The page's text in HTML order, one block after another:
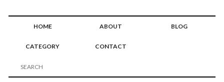
HOME ABOUT BLOG
CATEGORY CONTACT